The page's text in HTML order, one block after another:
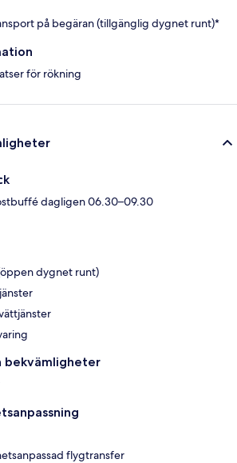
på begäran (tillgänglig dygnet runt)*
för rökning
dagligen 06.30–09.30
dygnet runt)
bekvämligheter
flygtransfer